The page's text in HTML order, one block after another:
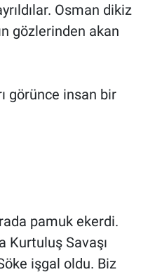
Osman dikiz
gözlerinden akan
görünce insan bir
pamuk ekerdi.
Kurtuluş Savaşı
işgal oldu. Biz